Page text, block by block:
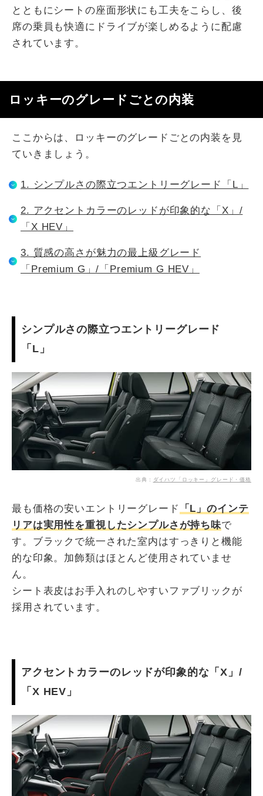
とともにシートの座面形状にも工夫をこらし、後
席の乗員も快適にドライブが楽しめるように配慮
されています。
ロッキーのグレードごとの内装
ここからは、ロッキーのグレードごとの内装を見
ていきましょう。
1. シンプルさの際立つエントリーグレード「L」
2. アクセントカラーのレッドが印象的な「X」/
「X HEV」
3. 質感の高さが魅力の最上級グレード
「Premium G」/「Premium G HEV」
シンプルさの際立つエントリーグレード
「L」
出典： ダイハツ「ロッキー」グレード・価格
最も価格の安いエントリーグレード
「L」のインテ
リアは実用性を重視したシンプルさが持ち味で
す。ブラックで統一された室内はすっきりと機能
的な印象。加飾類はほとんど使用されていませ
ん。
シート表皮はお手入れのしやすいファブリックが
採用されています。
アクセントカラーのレッドが印象的な「X」/
「X HEV」